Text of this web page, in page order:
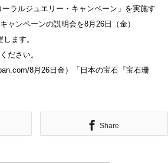
ラルジュエリー・キャンペーン」を実施す
ャンペーンの説明会を8月26日（金）
ます。
ださい。
8月26日金）「日本の宝石『宝石珊
Share